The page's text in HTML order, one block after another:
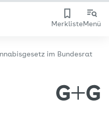
MerklisteMenü
im Bundesrat